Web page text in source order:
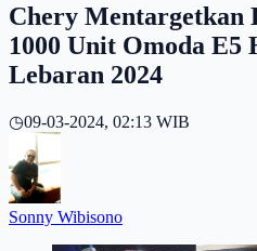
Chery Mentargetkan
1000 Unit Omoda E5
Lebaran 2024
◷09-03-2024, 02:13 WIB
Sonny Wibisono